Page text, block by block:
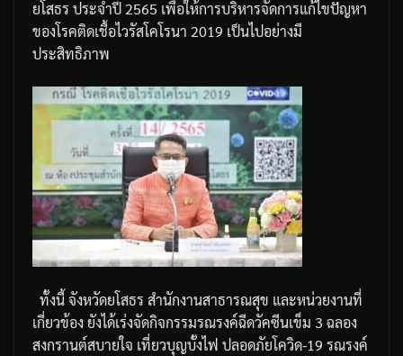
ยโสธร ประจำปี 2565 เพื่อให้การบริหารจัดการแก้ไขปัญหา
ของโรคติดเชื้อไวรัสโคโรนา 2019 เป็นไปอย่างมี
ประสิทธิภาพ
ทั้งนี้จังหวัดยโสธร สำนักงานสาธารณสุข และหน่วยงานที่
เกี่ยวข้อง ยังได้เร่งจัดกิจกรรมรณรงค์ฉีดวัคซีนเข็ม 3 ฉลอง
สงกรานต์สบายใจ เที่ยวบุญบั้งไฟ ปลอดภัยโควิด-19 รณรงค์